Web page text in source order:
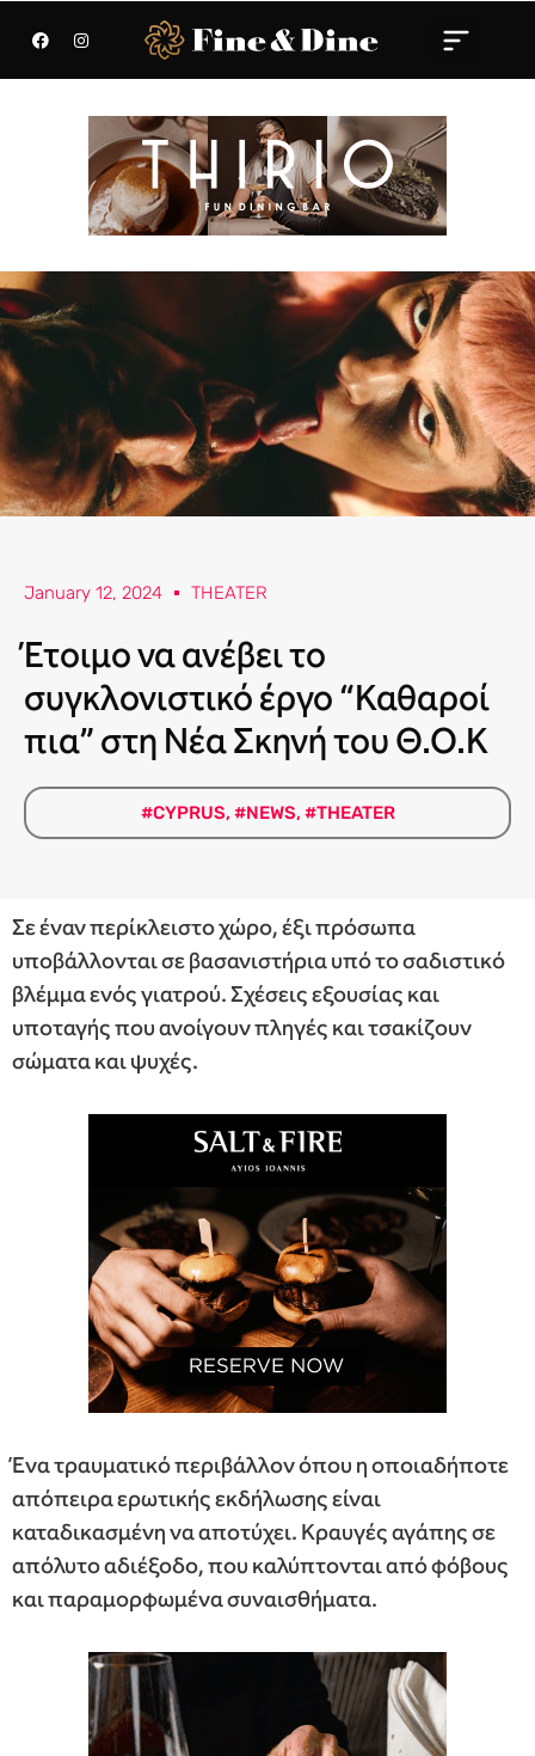
January 12, 2024 THEATER
Έτοιμο να ανέβει το
συγκλονιστικό έργο “Καθαροί
πια” στη Νέα Σκηνή του Θ.Ο.Κ
#CYPRUS, #NEWS, #THEATER
Σε έναν περίκλειστο χώρο, έξι πρόσωπα
υποβάλλονται σε βασανιστήρια υπό το σαδιστικό
βλέμμα ενός γιατρού. Σχέσεις εξουσίας και
υποταγής που ανοίγουν πληγές και τσακίζουν
σώματα και ψυχές.
Ένα τραυματικό περιβάλλον όπου η οποιαδήποτε
απόπειρα ερωτικής εκδήλωσης είναι
καταδικασμένη να αποτύχει. Κραυγές αγάπης σε
απόλυτο αδιέξοδο, που καλύπτονται από φόβους
και παραμορφωμένα συναισθήματα.